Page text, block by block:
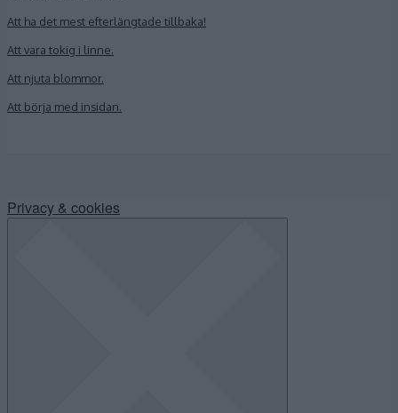
Att ha det mest efterlängtade tillbaka!
Att vara tokig i linne.
Att njuta blommor.
Att börja med insidan.
Privacy & cookies